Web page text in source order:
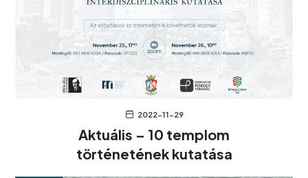
2022-11-29
Aktuális – 10 templom
történetének kutatása